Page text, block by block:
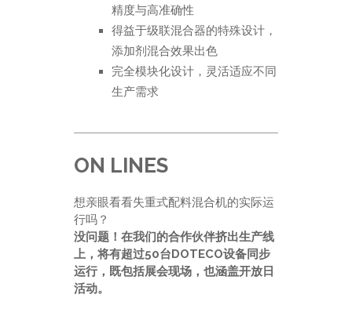
精度与高准确性
得益于级联混合器的特殊设计，
添加剂混合效果出色
完全模块化设计，灵活适应不同
生产需求
ON LINES
想亲眼看看失重式配料混合机的实际运
行吗？
没问题！在我们的合作伙伴挤出生产线
上，将有超过50台DOTECO设备同步
运行，既包括展会现场，也涵盖开放日
活动。